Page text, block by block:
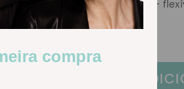
Biberão com garrafa em silicone -